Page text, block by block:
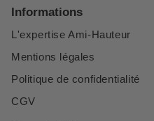
Informations
L'expertise Ami-Hauteur
Mentions légales
Politique de confidentialité
CGV